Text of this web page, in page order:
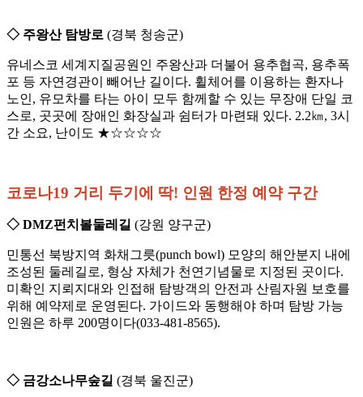
◇ 주왕산 탐방로 (경북 청송군)
유네스코 세계지질공원인 주왕산과 더불어 용추협곡, 용추폭
포 등 자연경관이 빼어난 길이다. 휠체어를 이용하는 환자나
노인, 유모차를 타는 아이 모두 함께할 수 있는 무장애 단일 코
스로, 곳곳에 장애인 화장실과 쉼터가 마련돼 있다. 2.2㎞, 3시
간 소요, 난이도 ★☆☆☆☆
코로나19 거리 두기에 딱! 인원 한정 예약 구간
◇ DMZ펀치볼둘레길 (강원 양구군)
민통선 북방지역 화채그릇(punch bowl) 모양의 해안분지 내에
조성된 둘레길로, 형상 자체가 천연기념물로 지정된 곳이다.
미확인 지뢰지대와 인접해 탐방객의 안전과 산림자원 보호를
위해 예약제로 운영된다. 가이드와 동행해야 하며 탐방 가능
인원은 하루 200명이다(033-481-8565).
◇ 금강소나무숲길 (경북 울진군)